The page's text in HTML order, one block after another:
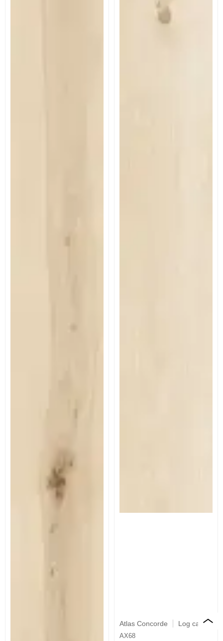
Atlas Concorde Log cansei
AX68